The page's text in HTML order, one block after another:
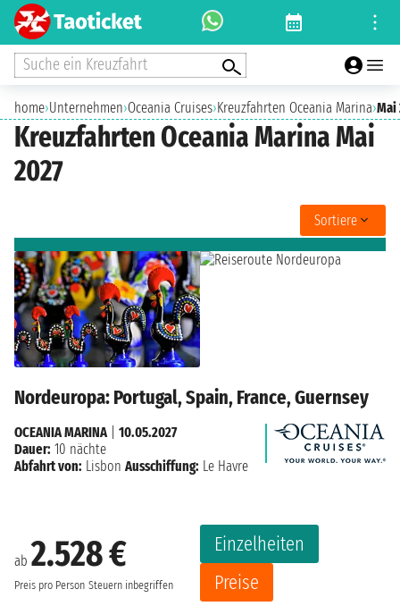
Suche ein Kreuzfahrt
home›Unternehmen›Oceania Cruises›Kreuzfahrten Oceania Marina›Mai
Kreuzfahrten Oceania Marina Mai
2027
Sortiere
Nordeuropa: Portugal, Spain, France, Guernsey
ab 2.528 €
Preis pro Person Steuern inbegriffen
Einzelheiten
Preise
OCEANIA MARINA
10.05.2027
Dauer: 10 nächte
Abfahrt von: Lisbon Ausschiffung: Le Havre